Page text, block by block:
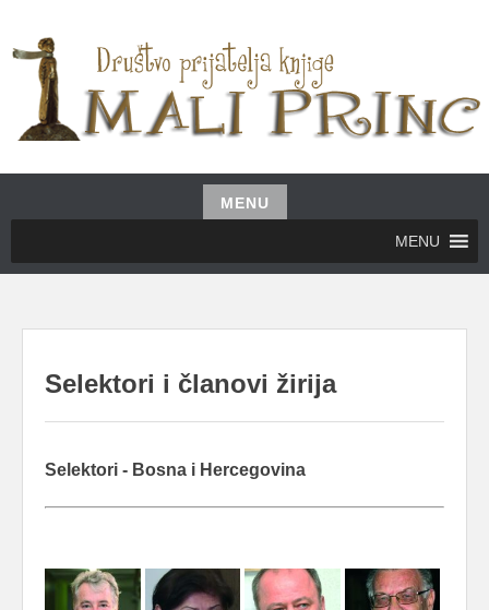
content
MALI PRINC
MENU
to
MENU
Selektori i članovi žirija
Selektori - Bosna i Hercegovina